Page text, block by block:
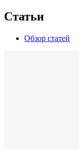
Статьи
Обзор статей